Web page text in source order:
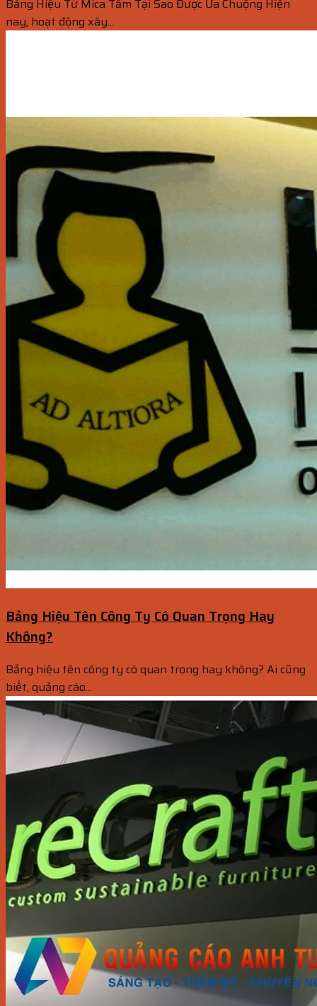
Bảng Hiệu Từ Mica Tấm Tại Sao Được Ưa Chuộng Hiện
nay, hoạt động xây...
Bảng Hiệu Tên Công Ty Có Quan Trọng Hay
Không?
Bảng hiệu tên công ty có quan trọng hay không? Ai cũng
biết, quảng cáo...